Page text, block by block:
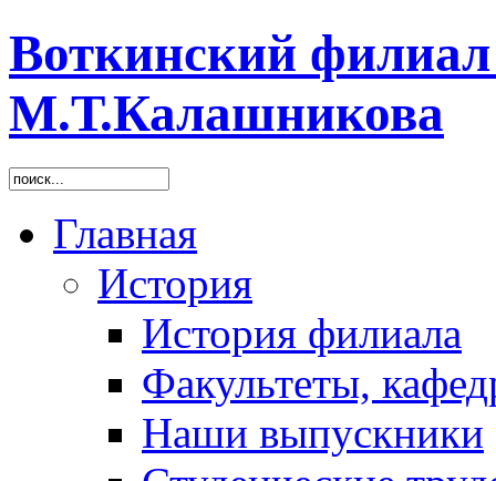
Воткинский
М.Т.Калашникова
Главная
История
История филиала
Факультеты,
Наши выпускники